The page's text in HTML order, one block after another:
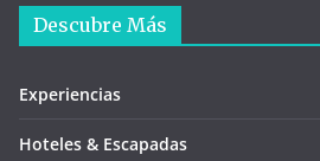
Descubre Más
Experiencias
Hoteles & Escapadas